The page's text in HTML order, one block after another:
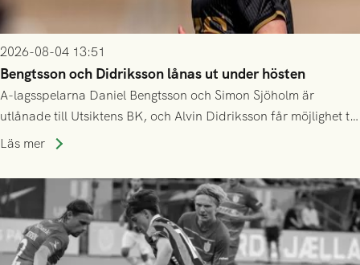
2026-08-04 13:51
Bengtsson och Didriksson lånas ut under hösten
A-lagsspelarna Daniel Bengtsson och Simon Sjöholm är
utlånade till Utsiktens BK, och Alvin Didriksson får möjlighet till
speltid i Hestrafors genom föreningssamarbete.
Läs mer